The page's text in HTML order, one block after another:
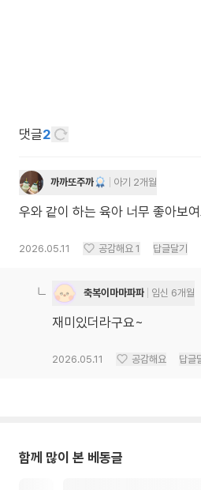
댓글2
까까또주까 아기 2개월
우와 같이 하는 육아 너무 좋아보
2026.05.11 공감해요 1 답글달기
축복이마마파파 임신 6개월
재미있더라구요~
2026.05.11 공감해요 답글
함께 많이 본 베동글